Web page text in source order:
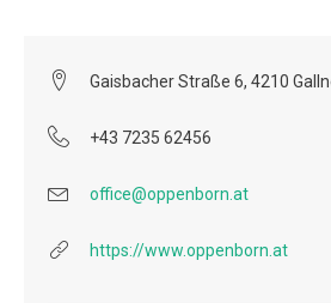
Gaisbacher Straße 6, 4210
+43 7235 62456
office@oppenborn.at
https://www.oppenborn.at